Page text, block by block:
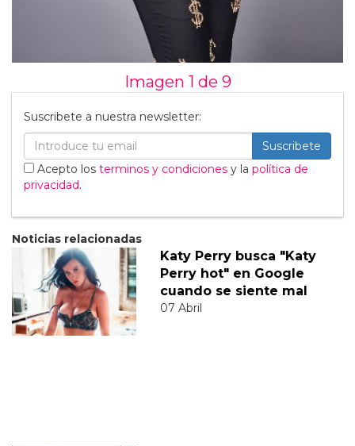
Imagen 1 de 9
Suscribete a nuestra newsletter:
Suscribete
Acepto los terminos y condiciones y la política de
privacidad.
Noticias relacionadas
Katy Perry busca "Katy
Perry hot" en Google
cuando se siente mal
07 Abril